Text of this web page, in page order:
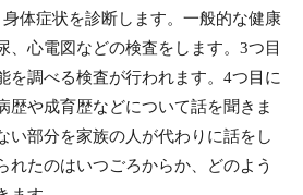
体症状を診断します。一般的な健康
、心電図などの検査をします。3つ目
を調べる検査が行われます。4つ目に
歴や成育歴などについて話を聞きま
い部分を家族の人が代わりに話をし
れたのはいつごろからか、どのよう